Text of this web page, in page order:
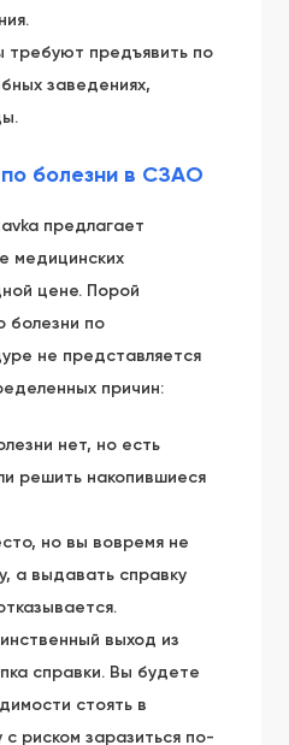
предъявить по
заведениях,
болезни в СЗАО
предлагает
медицинских
цене. Порой
болезни по
не представляется
причин:
нет, но есть
решить накопившиеся
но вы вовремя не
а выдавать справку
выход из
справки. Вы будете
стоять в
риском заразиться по-